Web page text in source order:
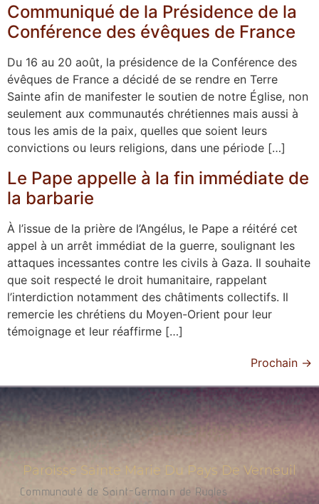
Communiqué de la Présidence de la
Conférence des évêques de France
Du 16 au 20 août, la présidence de la Conférence des
évêques de France a décidé de se rendre en Terre
Sainte afin de manifester le soutien de notre Église, non
seulement aux communautés chrétiennes mais aussi à
tous les amis de la paix, quelles que soient leurs
convictions ou leurs religions, dans une période […]
Le Pape appelle à la fin immédiate de
la barbarie
À l’issue de la prière de l’Angélus, le Pape a réitéré cet
appel à un arrêt immédiat de la guerre, soulignant les
attaques incessantes contre les civils à Gaza. Il souhaite
que soit respecté le droit humanitaire, rappelant
l’interdiction notamment des châtiments collectifs. Il
remercie les chrétiens du Moyen-Orient pour leur
témoignage et leur réaffirme […]
Prochain →
Paroisse Sainte Marie Du Pays De Verneuil
Communauté de Saint-Germain de Rugles